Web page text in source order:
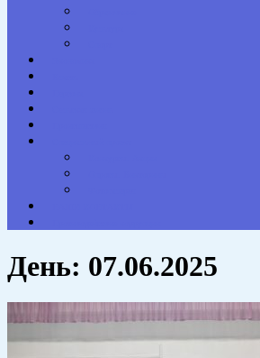
День: 07.06.2025